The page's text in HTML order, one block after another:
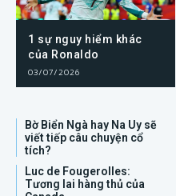
1 sự nguy hiểm khác
của Ronaldo
03/07/2026
Bờ Biển Ngà hay Na Uy sẽ
viết tiếp câu chuyện cổ
tích?
Luc de Fougerolles:
Tương lai hàng thủ của